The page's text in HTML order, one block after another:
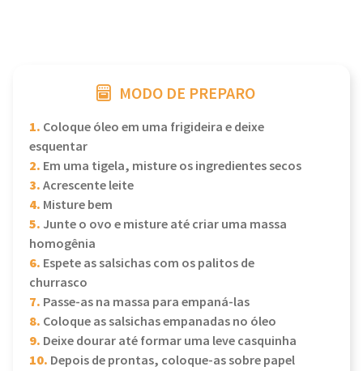
MODO DE PREPARO
1. Coloque óleo em uma frigideira e deixe
esquentar
2. Em uma tigela, misture os ingredientes secos
3.Acrescente leite
4. Misture bem
5. Junte o ovo e misture até criar uma massa
homogênia
6. Espete as salsichas com os palitos de
churrasco
7. Passe-as na massa para empaná-las
8. Coloque as salsichas empanadas no óleo
9. Deixe dourar até formar uma leve casquinha
10. Depois de prontas, coloque-as sobre papel